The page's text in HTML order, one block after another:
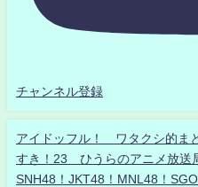
チャンネル登録
アイドッフル！ ワタクシ的ま
すき！23 ひうらのアニメ放送
SNH48！JKT48！MNL48！